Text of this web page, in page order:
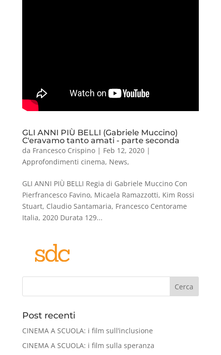
GLI ANNI PIÙ BELLI (Gabriele Muccino)
C'eravamo tanto amati - parte seconda
da Francesco Crispino| Feb 12, 2020|
Approfondimenti cinema, News,
GLI ANNI PIÙ BELLI Regia di Gabriele Muccino Con
Pierfrancesco Favino, Micaela Ramazzotti, Kim Rossi
Stuart, Claudio Santamaria, Francesco Centorame
Italia, 2020 Durata 129...
Cerca
Post recenti
CINEMA A SCUOLA: i film sull’inclusione
CINEMA A SCUOLA: i film sulla speranza